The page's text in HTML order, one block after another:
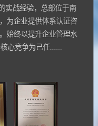
实战经验，总部位于南
为企业提供体系认证咨
始终以提升企业管理水
心竞争为己任......